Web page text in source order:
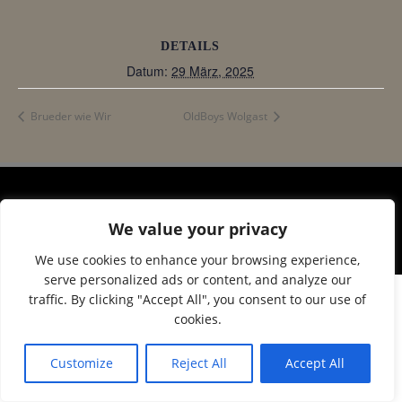
We value your privacy
We use cookies to enhance your browsing experience,
serve personalized ads or content, and analyze our
traffic. By clicking "Accept All", you consent to our use of
cookies.
Customize Reject All Accept All
DETAILS
Datum: 29 März, 2025
Brueder wie Wir OldBoys Wolgast
andColibri